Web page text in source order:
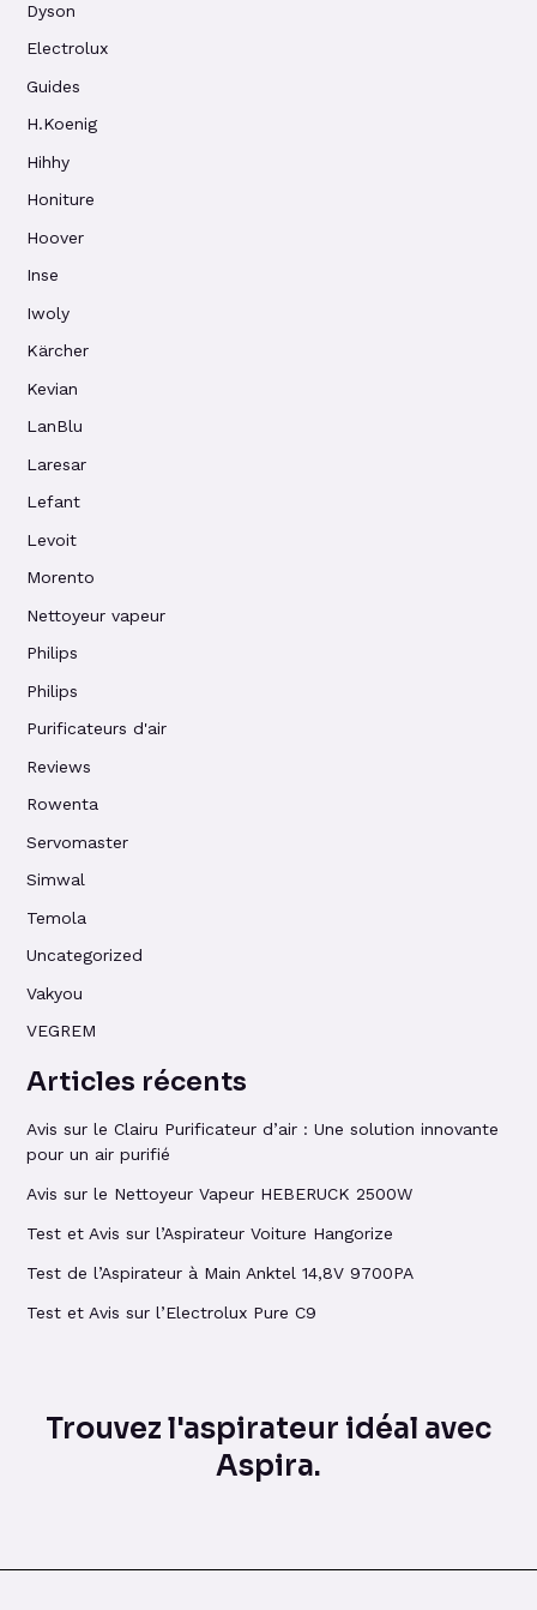
Dyson
Electrolux
Guides
H.Koenig
Hihhy
Honiture
Hoover
Inse
Iwoly
Kärcher
Kevian
LanBlu
Laresar
Lefant
Levoit
Morento
Nettoyeur vapeur
Philips
Philips
Purificateurs d'air
Reviews
Rowenta
Servomaster
Simwal
Temola
Uncategorized
Vakyou
VEGREM
Articles récents
Avis sur le Clairu Purificateur d’air : Une solution innovante
pour un air purifié
Avis sur le Nettoyeur Vapeur HEBERUCK 2500W
Test et Avis sur l’Aspirateur Voiture Hangorize
Test de l’Aspirateur à Main Anktel 14,8V 9700PA
Test et Avis sur l’Electrolux Pure C9
Trouvez l'aspirateur idéal avec
Aspira.